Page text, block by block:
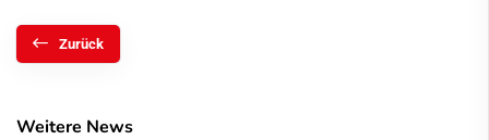
Zurück
Weitere News